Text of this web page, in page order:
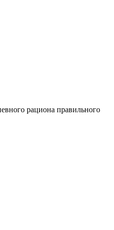
рациона правильного